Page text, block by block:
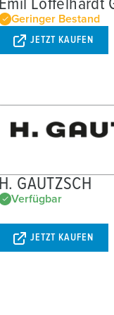
Emil Löffelhardt
Geringer Bestand
JETZT KAUFEN
H. GAUTZSCH
Verfügbar
JETZT KAUFEN